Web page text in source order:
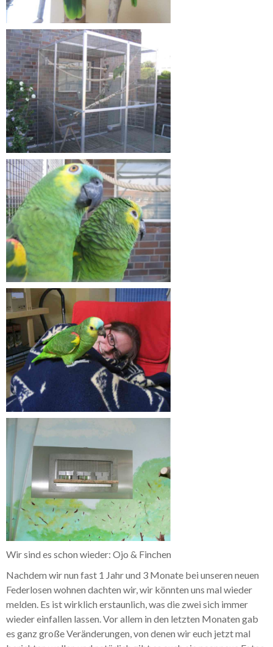
Wir sind es schon wieder: Ojo & Finchen
Nachdem wir nun fast 1 Jahr und 3 Monate bei unseren neuen
Federlosen wohnen dachten wir, wir könnten uns mal wieder
melden. Es ist wirklich erstaunlich, was die zwei sich immer
wieder einfallen lassen. Vor allem in den letzten Monaten gab
es ganz große Veränderungen, von denen wir euch jetzt mal